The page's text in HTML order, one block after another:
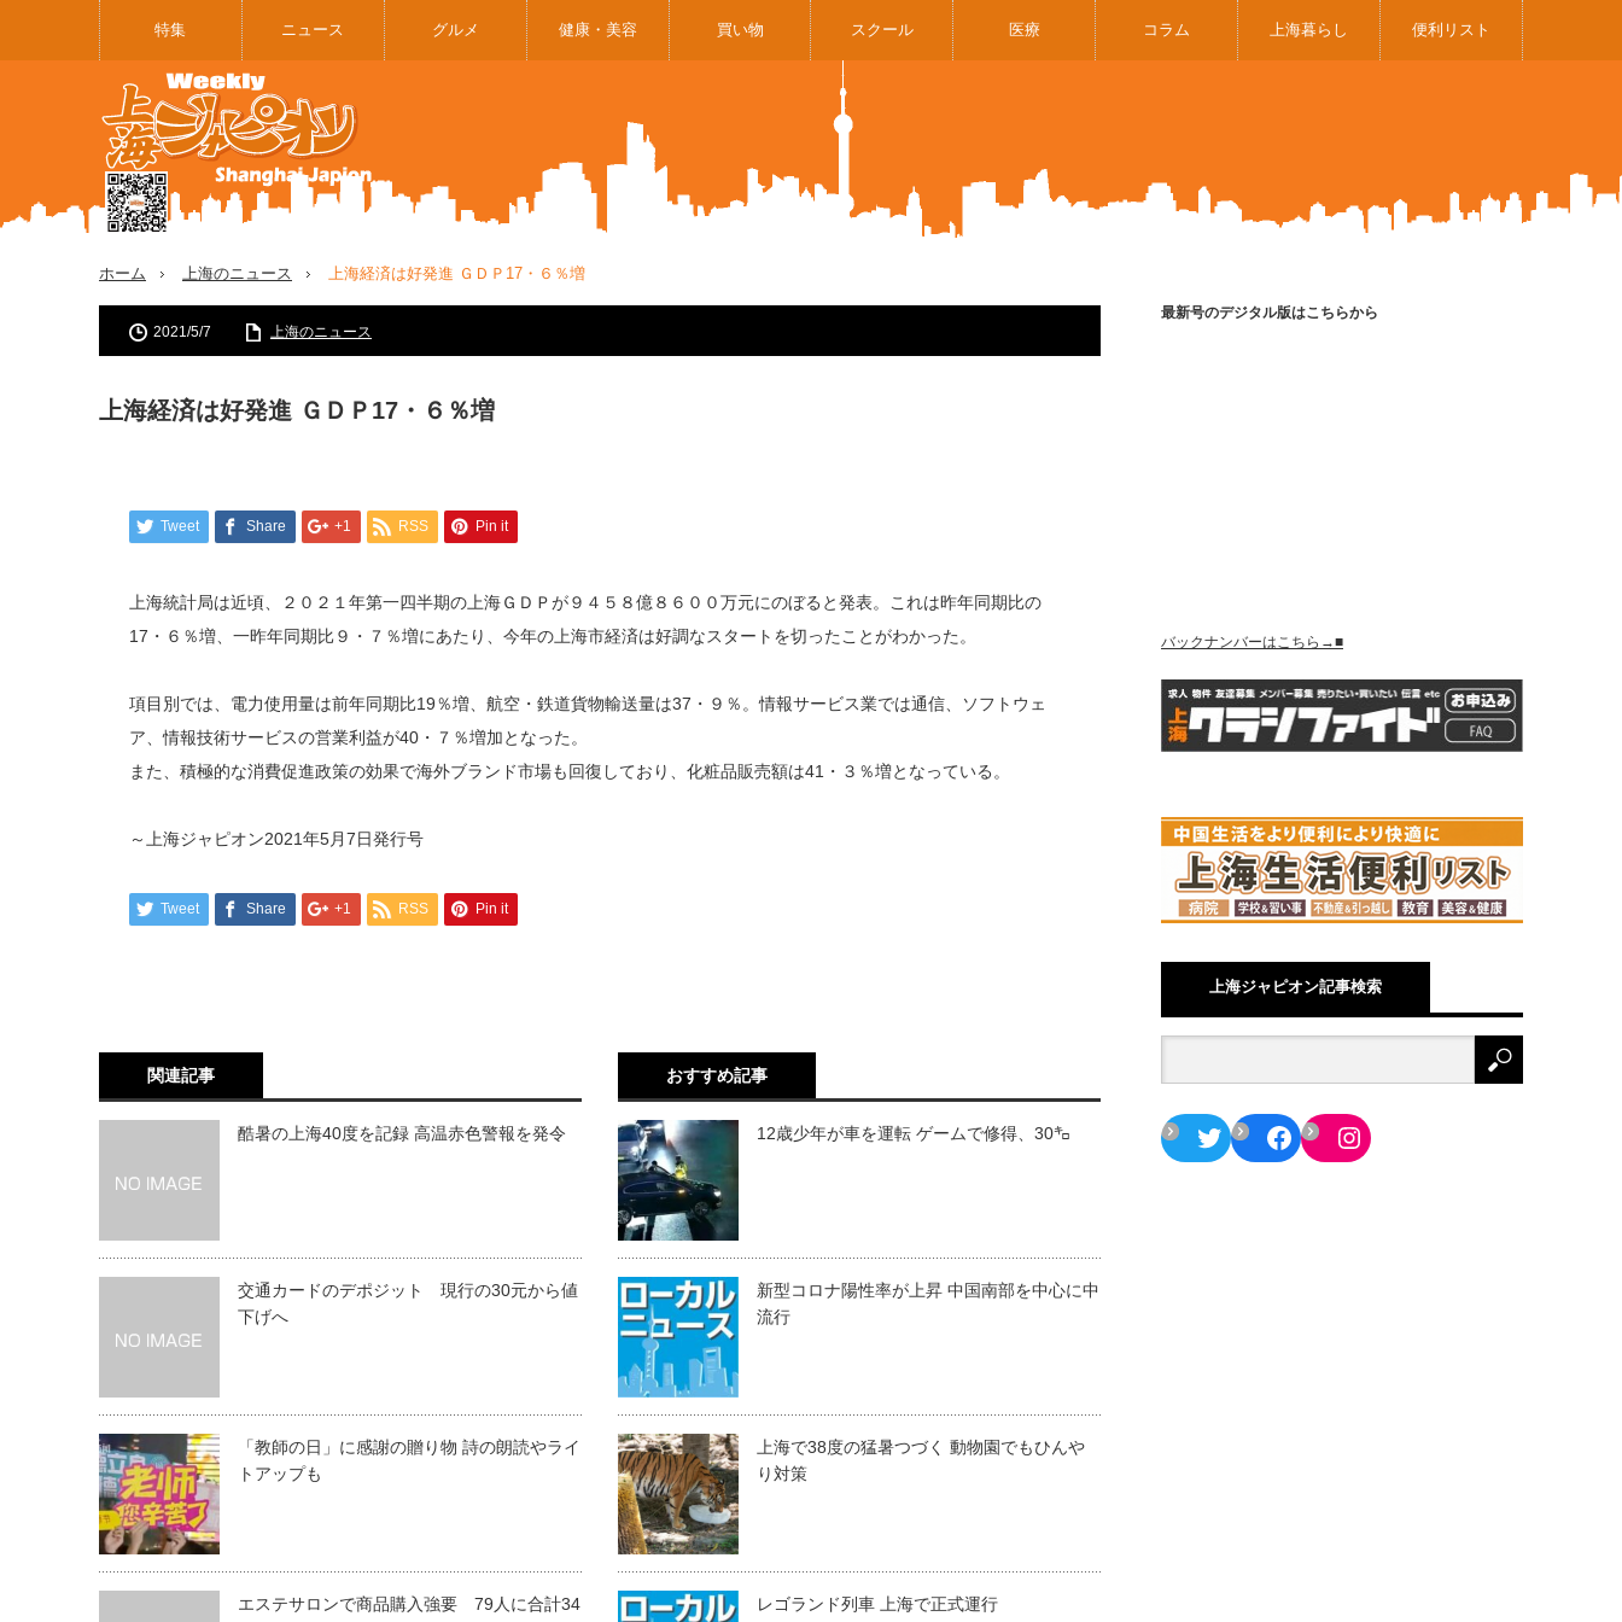
特集 ニュース グルメ 健康・美容 買い物 スクール 医療 コラム 上海暮らし 便利リスト
ホーム 上海のニュース 上海経済は好発進 ＧＤＰ17・６％増
2021/5/7 上海のニュース
上海経済は好発進 ＧＤＰ17・６％増
Tweet Share +1 RSS Pin it
上海統計局は近頃、２０２１年第一四半期の上海ＧＤＰが９４５８億８６００万元にのぼると発表。これは昨年同期比の
17 ・６％増、一昨年同期比９・７％増にあたり、今年の上海市経済は好調なスタートを切ったことがわかった。
項目別では、電力使用量は前年同期比19％増、航空・鉄道貨物輸送量は37 ・９％。情報サービス業では通信、ソフトウェ
ア、情報技術サービスの営業利益が40 ・７％増加となった。
また、積極的な消費促進政策の効果で海外ブランド市場も回復しており、化粧品販売額は41 ・３％増となっている。
～上海ジャピオン2021年5月7日発行号
Tweet Share +1 RSS Pin it
関連記事
酷暑の上海40度を記録 高温赤色警報を発令
交通カードのデポジット 現行の30元から値
下げへ
「教師の日」に感謝の贈り物 詩の朗読やライ
トアップも
エステサロンで商品購入強要 79人に合計34
おすすめ記事
12歳少年が車を運転 ゲームで修得、30㌔
新型コロナ陽性率が上昇 中国南部を中心に中
流行
上海で38度の猛暑つづく 動物園でもひんや
り対策
レゴランド列車 上海で正式運行
最新号のデジタル版はこちらから
バックナンバーはこちら→■
上海ジャピオン記事検索
TwitterFacebookInstagram